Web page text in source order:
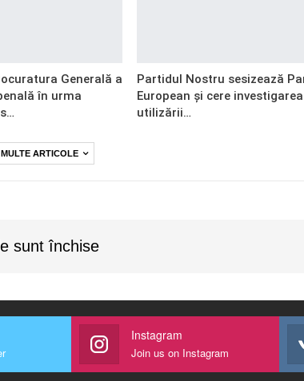
Generală a
în urma
Partidul Nostru sesizează
European și cere investigarea
utilizării…
ARTICOLE
sunt închise
Instagram
Join us on Instagram